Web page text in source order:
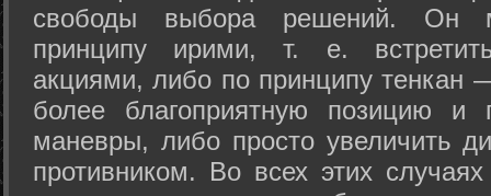
свободы выбора решений. Он
принципу ирими, т. е.
акциями, либо по принципу тенкан
более благоприятную позицию и
маневры, либо просто увеличить
противником. Во всех этих